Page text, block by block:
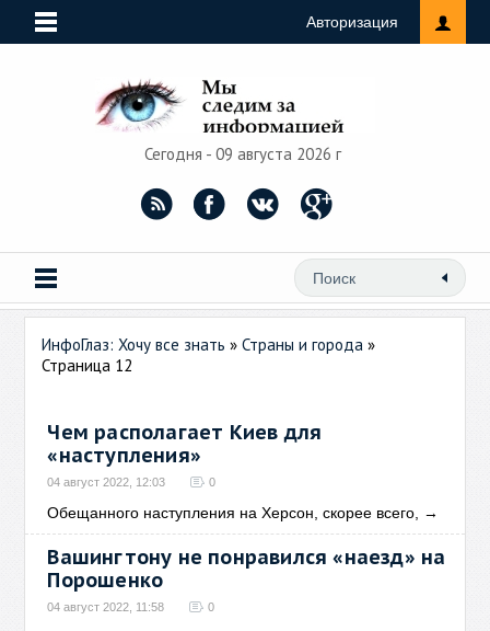
Авторизация
Сегодня - 09 августа 2026 г
ИнфоГлаз: Хочу все знать »Страны и города »
Страница 12
Чем располагает Киев для
«наступления»
04 август 2022, 12:03 0
Обещанного наступления на Херсон, скорее всего, →
Вашингтону не понравился «наезд» на
Порошенко
04 август 2022, 11:58 0